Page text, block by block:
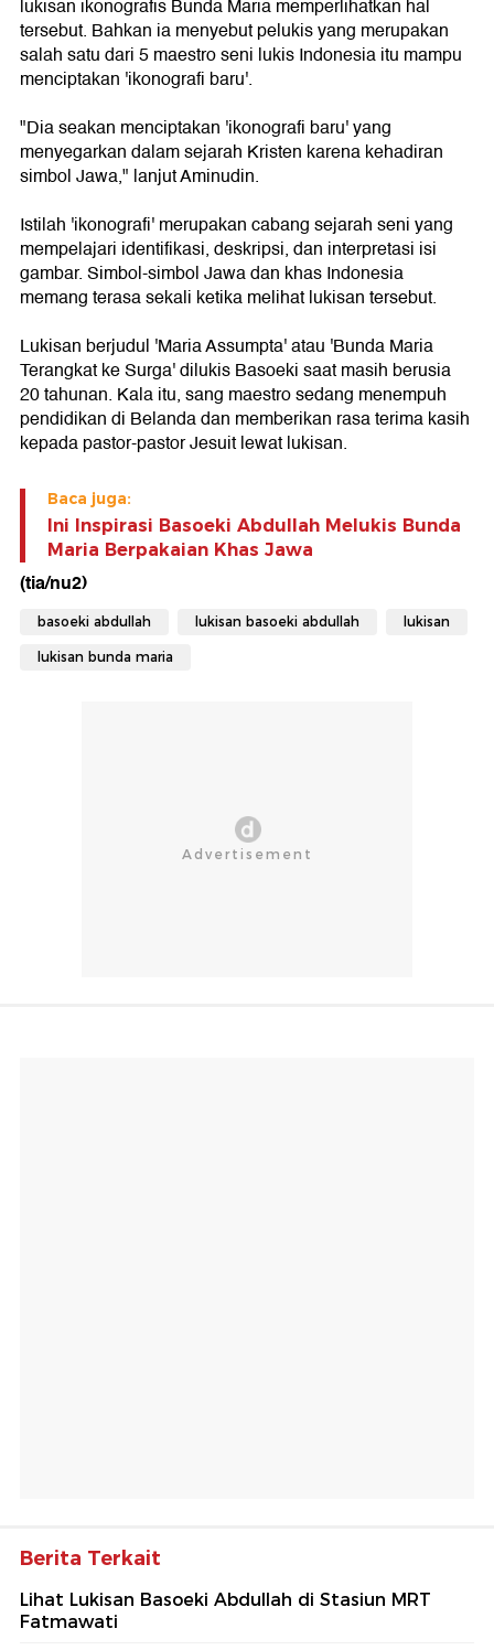
lukisan ikonografis Bunda Maria memperlihatkan hal
tersebut. Bahkan ia menyebut pelukis yang merupakan
salah satu dari 5 maestro seni lukis Indonesia itu mampu
menciptakan 'ikonografi baru'.
"Dia seakan menciptakan 'ikonografi baru' yang
menyegarkan dalam sejarah Kristen karena kehadiran
simbol Jawa," lanjut Aminudin.
Istilah 'ikonografi' merupakan cabang sejarah seni yang
mempelajari identifikasi, deskripsi, dan interpretasi isi
gambar. Simbol-simbol Jawa dan khas Indonesia
memang terasa sekali ketika melihat lukisan tersebut.
Lukisan berjudul 'Maria Assumpta' atau 'Bunda Maria
Terangkat ke Surga' dilukis Basoeki saat masih berusia
20 tahunan. Kala itu, sang maestro sedang menempuh
pendidikan di Belanda dan memberikan rasa terima kasih
kepada pastor-pastor Jesuit lewat lukisan.
Baca juga:
Ini Inspirasi Basoeki Abdullah Melukis Bunda
Maria Berpakaian Khas Jawa
(tia/nu2)
basoeki abdullah lukisan basoeki abdullah lukisan
lukisan bunda maria
Berita Terkait
Lihat Lukisan Basoeki Abdullah di Stasiun MRT
Fatmawati